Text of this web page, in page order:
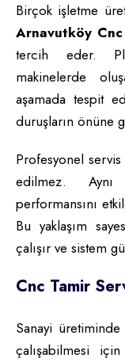
Birçok işletme
Arnavutköy
tercih eder.
makinelerde
aşamada tespit
duruşların önüne
Profesyonel
edilmez. Aynı
performansını
Bu yaklaşım
çalışır ve sistem
Cnc Tamir
Sanayi
çalışabilmesi